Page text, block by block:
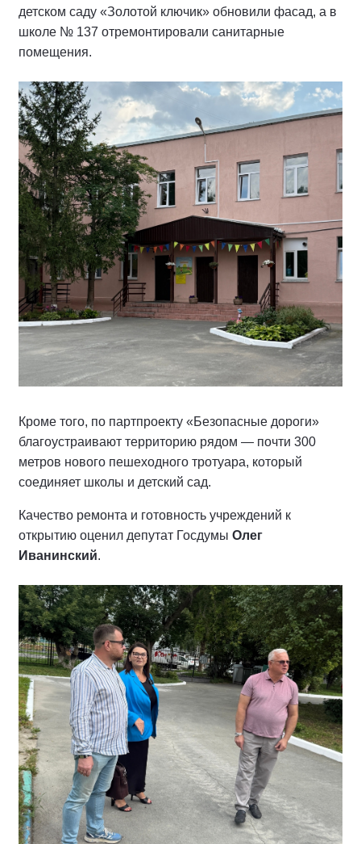
детском саду «Золотой ключик» обновили фасад, а в
школе № 137 отремонтировали санитарные
помещения.
Кроме того, по партпроекту «Безопасные дороги»
благоустраивают территорию рядом — почти 300
метров нового пешеходного тротуара, который
соединяет школы и детский сад.
Качество ремонта и готовность учреждений к
открытию оценил депутат Госдумы Олег
Иванинский.